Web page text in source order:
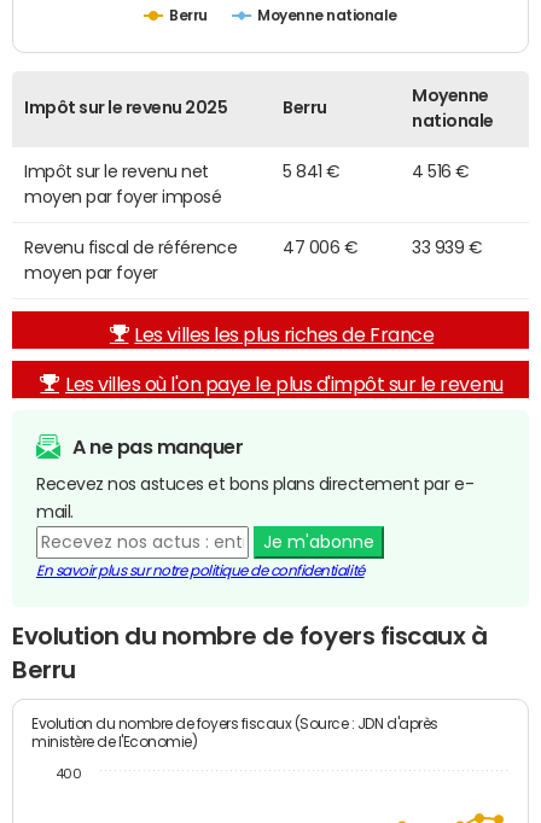
Berru Moyenne nationale
Impôt sur le revenu 2025 Berru
Moyenne
nationale
Impôt sur le revenu net
moyen par foyer imposé
5 841 € 4 516 €
Revenu fiscal de référence
moyen par foyer
47 006 € 33 939 €
Les villes les plus riches de France
Les villes où l'on paye le plus d'impôt sur le revenu
A ne pas manquer
Recevez nos astuces et bons plans directement par e-
mail.
Je m'abonne
En savoir plus sur notre politique de confidentialité
Evolution du nombre de foyers fiscaux à
Berru
Evolution du nombre de foyers fiscaux (Source : JDN d'après
ministère de l'Economie)
400